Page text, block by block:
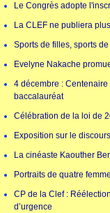
Le Congrès adopte
La CLEF ne publiera
Sports de filles, sports
Evelyne Nakache
4 décembre :
baccalauréat
Célébration de la loi de
Exposition sur le
La cinéaste Kaouther
Portraits de quatre
CP de la Clef :
d’urgence